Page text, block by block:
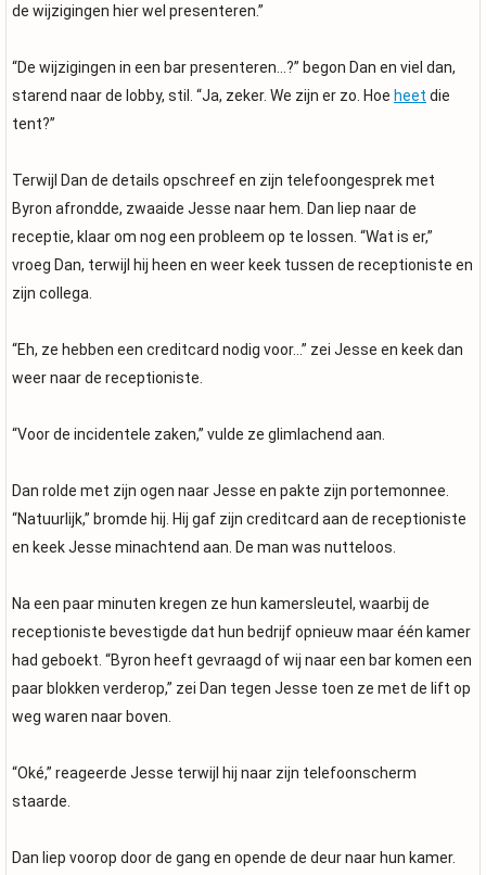
de wijzigingen hier wel presenteren.”
“De wijzigingen in een bar presenteren...?” begon Dan en viel dan,
starend naar de lobby, stil. “Ja, zeker. We zijn er zo. Hoe heet die
tent?”
Terwijl Dan de details opschreef en zijn telefoongesprek met
Byron afrondde, zwaaide Jesse naar hem. Dan liep naar de
receptie, klaar om nog een probleem op te lossen. “Wat is er,”
vroeg Dan, terwijl hij heen en weer keek tussen de receptioniste en
zijn collega.
“Eh, ze hebben een creditcard nodig voor...” zei Jesse en keek dan
weer naar de receptioniste.
“Voor de incidentele zaken,” vulde ze glimlachend aan.
Dan rolde met zijn ogen naar Jesse en pakte zijn portemonnee.
“Natuurlijk,” bromde hij. Hij gaf zijn creditcard aan de receptioniste
en keek Jesse minachtend aan. De man was nutteloos.
Na een paar minuten kregen ze hun kamersleutel, waarbij de
receptioniste bevestigde dat hun bedrijf opnieuw maar één kamer
had geboekt. “Byron heeft gevraagd of wij naar een bar komen een
paar blokken verderop,” zei Dan tegen Jesse toen ze met de lift op
weg waren naar boven.
“Oké,” reageerde Jesse terwijl hij naar zijn telefoonscherm
staarde.
Dan liep voorop door de gang en opende de deur naar hun kamer.